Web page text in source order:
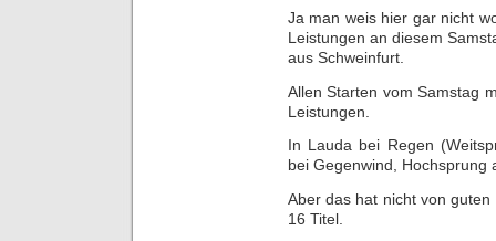
Ja man weis hier gar nicht
Leistungen an diesem
aus Schweinfurt.
Allen Starten vom Samstag
Leistungen.
In Lauda bei Regen
bei Gegenwind, Hochsprung
Aber das hat nicht von
16 Titel.